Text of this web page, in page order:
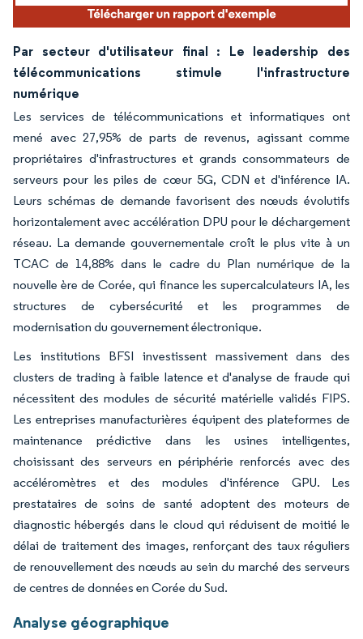
Par secteur d'utilisateur final : Le leadership des
télécommunications stimule l'infrastructure
numérique
Les services de télécommunications et informatiques ont
mené avec 27,95% de parts de revenus, agissant comme
propriétaires d'infrastructures et grands consommateurs de
serveurs pour les piles de cœur 5G, CDN et d'inférence IA.
Leurs schémas de demande favorisent des nœuds évolutifs
horizontalement avec accélération DPU pour le déchargement
réseau. La demande gouvernementale croît le plus vite à un
TCAC de 14,88% dans le cadre du Plan numérique de la
nouvelle ère de Corée, qui finance les supercalculateurs IA, les
structures de cybersécurité et les programmes de
modernisation du gouvernement électronique.
Les institutions BFSI investissent massivement dans des
clusters de trading à faible latence et d'analyse de fraude qui
nécessitent des modules de sécurité matérielle validés FIPS.
Les entreprises manufacturières équipent des plateformes de
maintenance prédictive dans les usines intelligentes,
choisissant des serveurs en périphérie renforcés avec des
accéléromètres et des modules d'inférence GPU. Les
prestataires de soins de santé adoptent des moteurs de
diagnostic hébergés dans le cloud qui réduisent de moitié le
délai de traitement des images, renforçant des taux réguliers
de renouvellement des nœuds au sein du marché des serveurs
de centres de données en Corée du Sud.
Analyse géographique